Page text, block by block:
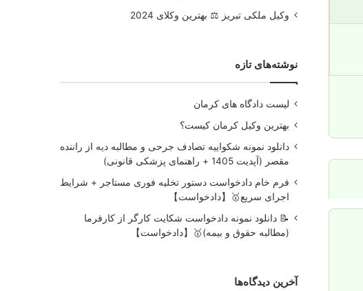
وکیل ملکی تبریز ⚖️ بهترین وکلای 2024
نوشته‌های تازه
لیست دادگاه های کرمان
بهترین وکیل کرمان کیست؟
دانلود نمونه شکواییه تصادف جرحی و مطالبه دیه از راننده
مقصر (آپدیت 1405 + راهنمای پزشکی قانونی)
فرم خام دادخواست دستور تخلیه فوری مستاجر + شرایط
اجرای سریع🥇【دادخواست】
📝 دانلود نمونه دادخواست شکایت کارگر از کارفرما
(مطالبه حقوق و بیمه)🥇【دادخواست】
آخرین دیدگاه‌ها